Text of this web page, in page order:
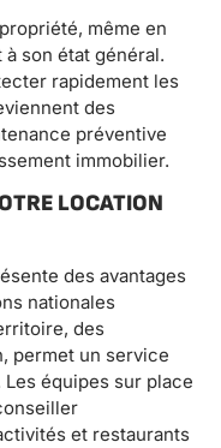
même en
son état général.
rapidement les
des
préventive
immobilier.
LOCATION
des avantages
nationales
des
permet un service
équipes sur place
et restaurants